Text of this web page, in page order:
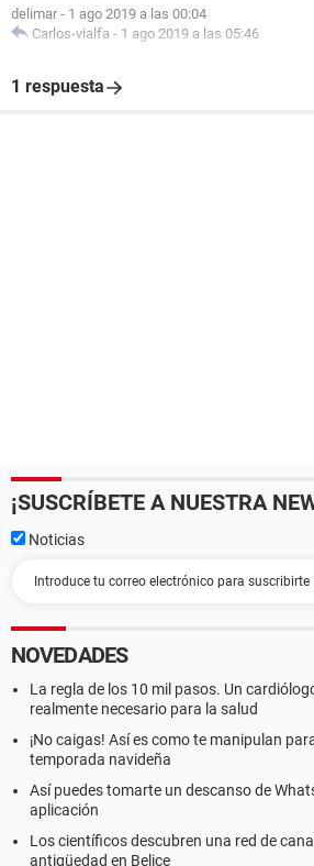
delimar - 1 ago 2019 a las 00:04
Carlos-vialfa - 1 ago 2019 a las 05:46
1 respuesta
¡SUSCRÍBETE A NUESTRA
Noticias
NOVEDADES
La regla de los 10 mil pasos. Un
realmente necesario para la salud
¡No caigas! Así es como te manipulan
temporada navideña
Así puedes tomarte un descanso de
aplicación
Los científicos descubren una red de
antigüedad en Belice